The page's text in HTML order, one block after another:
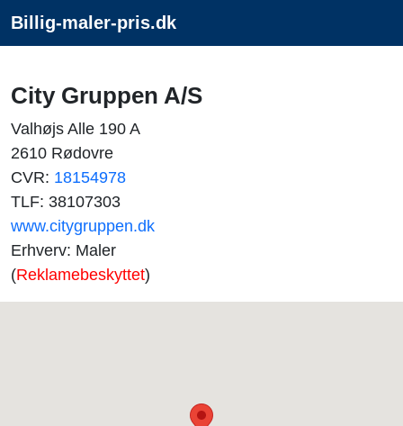
Billig-maler-pris.dk
City Gruppen A/S
Valhøjs Alle 190 A
2610 Rødovre
CVR: 18154978
TLF: 38107303
www.citygruppen.dk
Erhverv: Maler
(Reklamebeskyttet)